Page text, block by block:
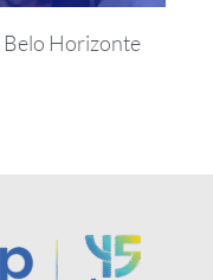
Belo Horizonte